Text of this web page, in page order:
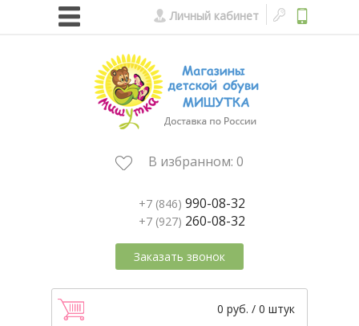
Личный кабинет
В избранном: 0
+7 (846) 990-08-32
+7 (927) 260-08-32
Заказать звонок
0 руб. / 0 штук